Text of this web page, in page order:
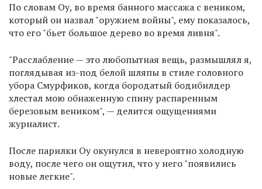
По словам Оу, во время банного массажа с веником,
который он назвал "оружием войны", ему показалось,
что его "бьет большое дерево во время ливня".
"Расслабление — это любопытная вещь, размышлял я,
поглядывая из-под белой шляпы в стиле головного
убора Смурфиков, когда бородатый бодибилдер
хлестал мою обнаженную спину распаренным
березовым веником", — делится ощущениями
журналист.
После парилки Оу окунулся в невероятно холодную
воду, после чего он ощутил, что у него "появились
новые легкие".